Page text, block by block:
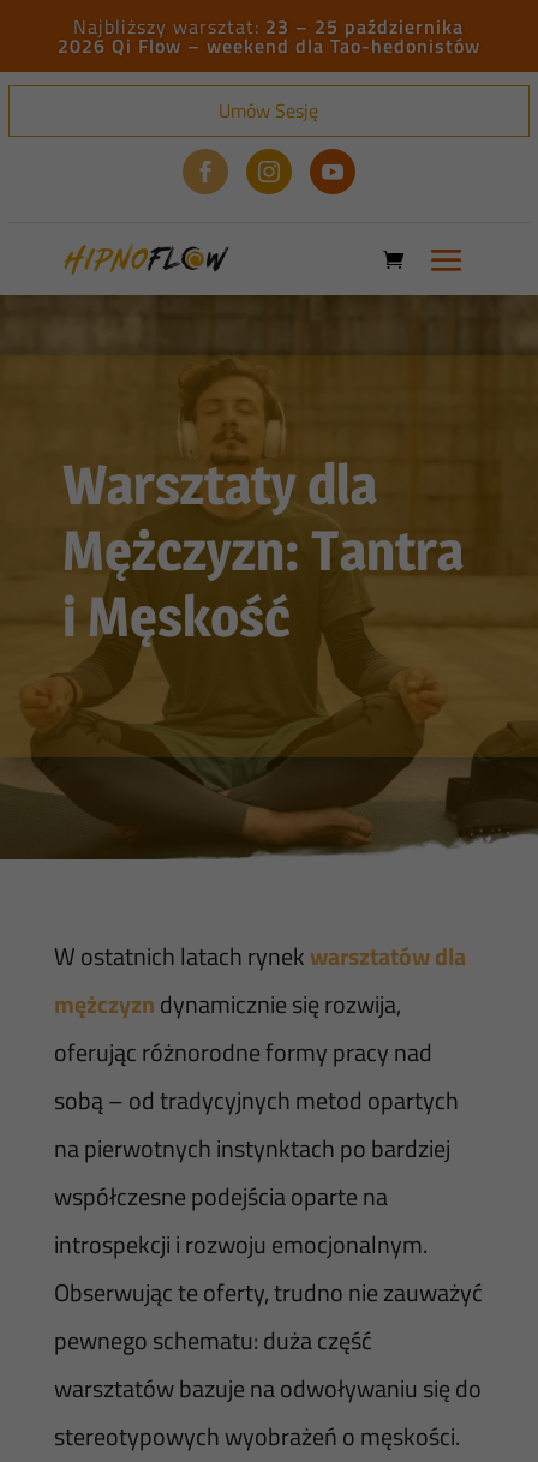
23 – 25 października
2026 Qi Flow – weekend dla Tao-hedonistów
Umów Sesję
  
Warsztaty dla
Mężczyzn: Tantra
i Męskość
W ostatnich latach rynekwarsztatów dla
mężczyzndynamicznie się rozwija,
oferując różnorodne formy pracy nad
sobą – od tradycyjnych metod opartych
na pierwotnych instynktach po bardziej
współczesne podejścia oparte na
introspekcji i rozwoju emocjonalnym.
Obserwując te oferty, trudno nie zauważyć
pewnego schematu: duża część
warsztatów bazuje na odwoływaniu się do
stereotypowych wyobrażeń o męskości.